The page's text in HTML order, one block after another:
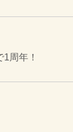
周年！